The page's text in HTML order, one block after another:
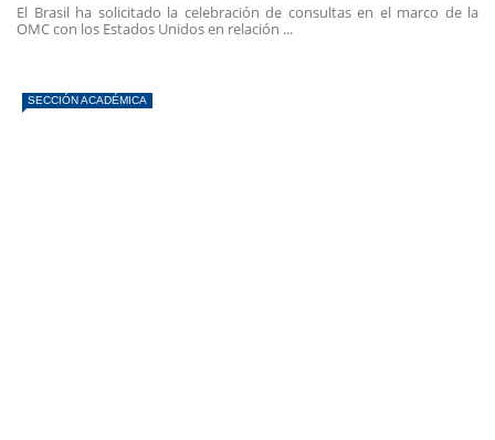
El Brasil ha solicitado la celebración de consultas en el marco de la
OMC con los Estados Unidos en relación ...
SECCIÓN ACADÉMICA